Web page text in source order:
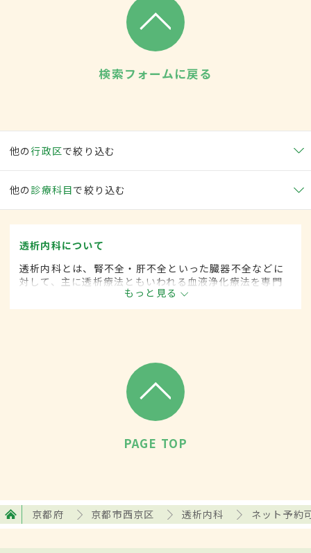
検索フォームに戻る
他の行政区で絞り込む
他の 診療科目で絞り込む
透析内科について
透析内科とは、腎不全・肝不全といった臓器不全などに
対して、主に透析療法ともいわれる血液浄化療法を専門
的に取り扱う内科の一領域です。
もっと見る
PAGE TOP
京都府 京都市西京区 透析内科 ネット予約